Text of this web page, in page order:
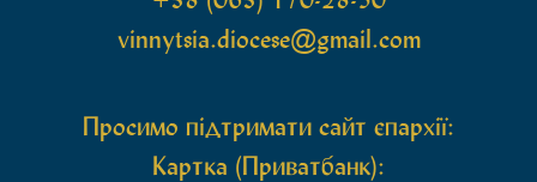
vinnytsia.diocese@gmail.com
Просимо підтримати сайт єпархії:
Картка (Приватбанк):